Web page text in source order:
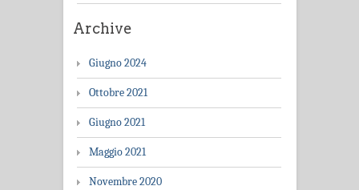
Archive
Giugno 2024
Ottobre 2021
Giugno 2021
Maggio 2021
Novembre 2020